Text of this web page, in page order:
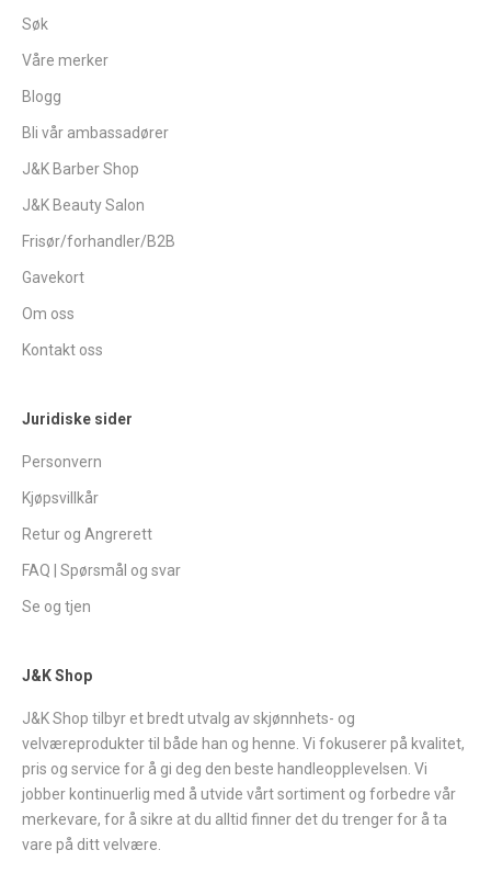
Søk
Våre merker
Blogg
Bli vår ambassadører
J&K Barber Shop
J&K Beauty Salon
Frisør/forhandler/B2B
Gavekort
Om oss
Kontakt oss
Juridiske sider
Personvern
Kjøpsvillkår
Retur og Angrerett
FAQ | Spørsmål og svar
Se og tjen
J&K Shop
J&K Shop tilbyr et bredt utvalg av skjønnhets- og
velværeprodukter til både han og henne. Vi fokuserer på kvalitet,
pris og service for å gi deg den beste handleopplevelsen. Vi
jobber kontinuerlig med å utvide vårt sortiment og forbedre vår
merkevare, for å sikre at du alltid finner det du trenger for å ta
vare på ditt velvære.